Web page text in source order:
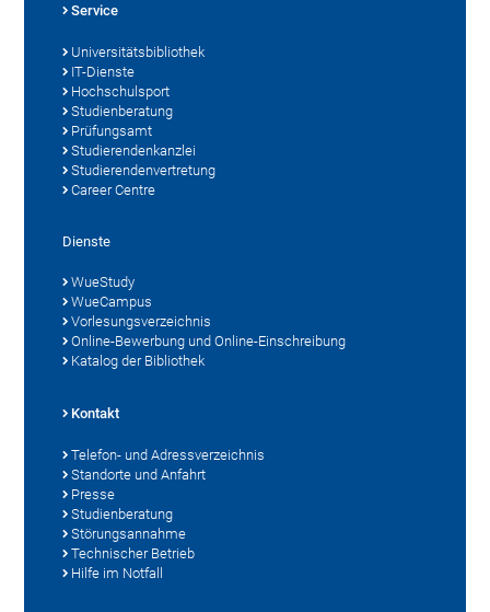
Service
Universitätsbibliothek
IT-Dienste
Hochschulsport
Studienberatung
Prüfungsamt
Studierendenkanzlei
Studierendenvertretung
Career Centre
Dienste
WueStudy
WueCampus
Vorlesungsverzeichnis
Online-Bewerbung und Online-Einschreibung
Katalog der Bibliothek
Kontakt
Telefon- und Adressverzeichnis
Standorte und Anfahrt
Presse
Studienberatung
Störungsannahme
Technischer Betrieb
Hilfe im Notfall